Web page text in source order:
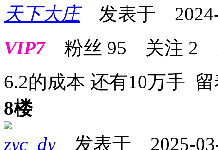
天下大庄发表于 2024-
VIP7粉丝 95 关注 2
6.2的成本 还有10万手
8楼
zyc_dy发表于 2025-03-